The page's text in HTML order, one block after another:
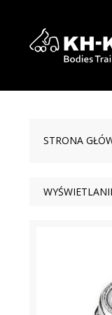
STRONA